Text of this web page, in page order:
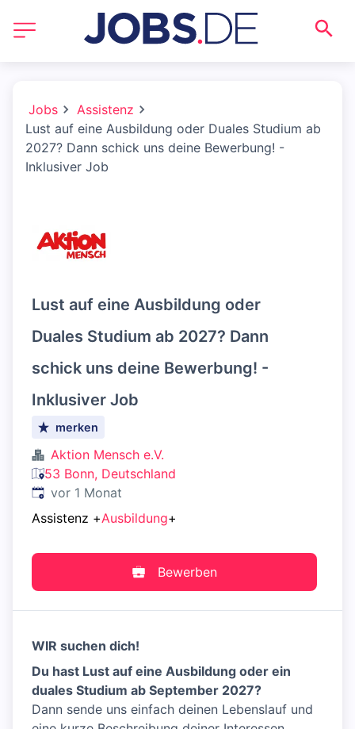
Jobs
Assistenz
Lust auf eine Ausbildung oder Duales Studium ab
2027? Dann schick uns deine Bewerbung! -
Inklusiver Job
Lust auf eine Ausbildung oder
Duales Studium ab 2027? Dann
schick uns deine Bewerbung! -
Inklusiver Job
merken
Aktion Mensch e.V.
53 Bonn, Deutschland
Veröffentlicht:
vor 1 Monat
Assistenz +Ausbildung+
Bewerben
WIR suchen dich!
Du hast Lust auf eine Ausbildung oder ein
duales Studium ab September 2027?
Dann sende uns einfach deinen Lebenslauf und